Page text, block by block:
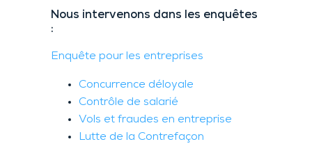
Nous intervenons dans les enquêtes
:
Enquête pour les entreprises
Concurrence déloyale
Contrôle de salarié
Vols et fraudes en entreprise
Lutte de la Contrefaçon